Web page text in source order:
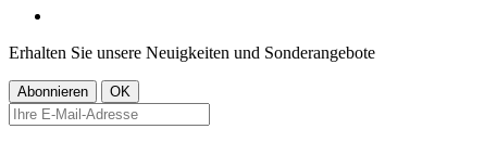
Erhalten Sie unsere Neuigkeiten und Sonderangebote